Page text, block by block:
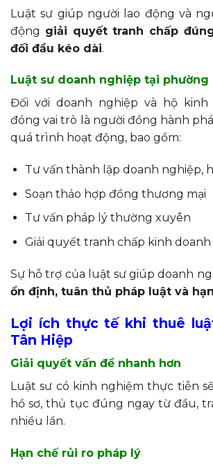
Luật sư giúp người lao động và
động giải quyết tranh chấp
đối đầu kéo dài.
Luật sư doanh nghiệp tại phường
Đối với doanh nghiệp và hộ kinh
đóng vai trò là người đồng hành
quá trình hoạt động, bao gồm:
Tư vấn thành lập doanh nghiệp,
Soạn thảo hợp đồng thương mại
Tư vấn pháp lý thường xuyên
Giải quyết tranh chấp kinh doanh
Sự hỗ trợ của luật sư giúp doanh
ổn định, tuân thủ pháp luật và
Lợi ích thực tế khi thuê
Tân Hiệp
Giải quyết vấn đề nhanh hơn
Luật sư có kinh nghiệm thực tiễn
hồ sơ, thủ tục đúng ngay từ đầu,
nhiều lần.
Hạn chế rủi ro pháp lý